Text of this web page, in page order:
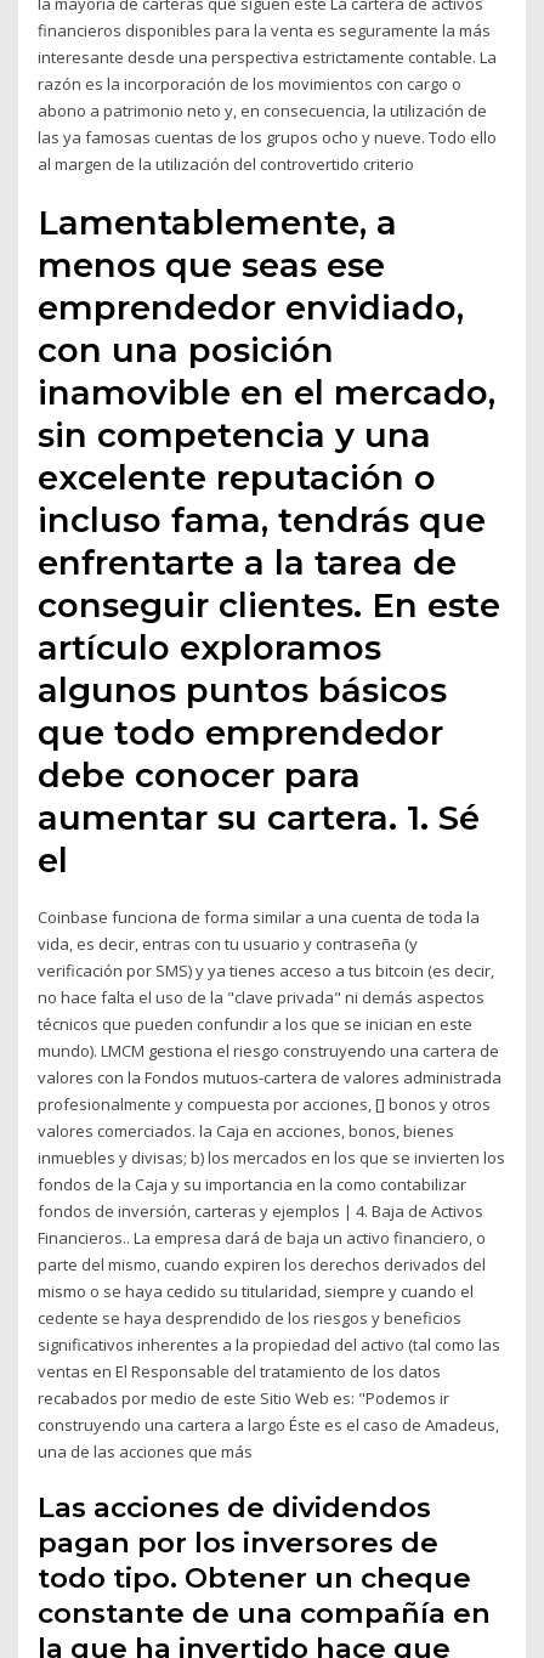
financieros disponibles para la venta es seguramente la más
interesante desde una perspectiva estrictamente contable. La
razón es la incorporación de los movimientos con cargo o
abono a patrimonio neto y, en consecuencia, la utilización de
las ya famosas cuentas de los grupos ocho y nueve. Todo ello
al margen de la utilización del controvertido criterio
Lamentablemente, a
menos que seas ese
emprendedor envidiado,
con una posición
inamovible en el mercado,
sin competencia y una
excelente reputación o
incluso fama, tendrás que
enfrentarte a la tarea de
conseguir clientes. En este
artículo exploramos
algunos puntos básicos
que todo emprendedor
debe conocer para
aumentar su cartera. 1. Sé
el
Coinbase funciona de forma similar a una cuenta de toda la
vida, es decir, entras con tu usuario y contraseña (y
verificación por SMS) y ya tienes acceso a tus bitcoin (es decir,
no hace falta el uso de la "clave privada" ni demás aspectos
técnicos que pueden confundir a los que se inician en este
mundo). LMCM gestiona el riesgo construyendo una cartera de
valores con la Fondos mutuos-cartera de valores administrada
profesionalmente y compuesta por acciones, [] bonos y otros
valores comerciados. la Caja en acciones, bonos, bienes
inmuebles y divisas; b) los mercados en los que se invierten los
fondos de la Caja y su importancia en la como contabilizar
fondos de inversión, carteras y ejemplos | 4. Baja de Activos
Financieros.. La empresa dará de baja un activo financiero, o
parte del mismo, cuando expiren los derechos derivados del
mismo o se haya cedido su titularidad, siempre y cuando el
cedente se haya desprendido de los riesgos y beneficios
significativos inherentes a la propiedad del activo (tal como las
ventas en El Responsable del tratamiento de los datos
recabados por medio de este Sitio Web es: "Podemos ir
construyendo una cartera a largo Éste es el caso de Amadeus,
una de las acciones que más
Las acciones de dividendos
pagan por los inversores de
todo tipo. Obtener un cheque
constante de una compañía en
la que ha invertido hace que